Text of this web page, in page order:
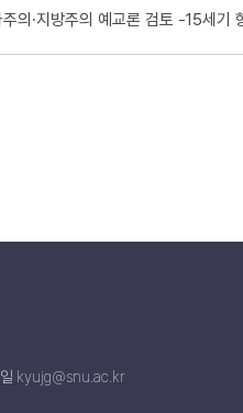
의·지방주의 예교론 검토 -15세기
kyujg@snu.ac.kr